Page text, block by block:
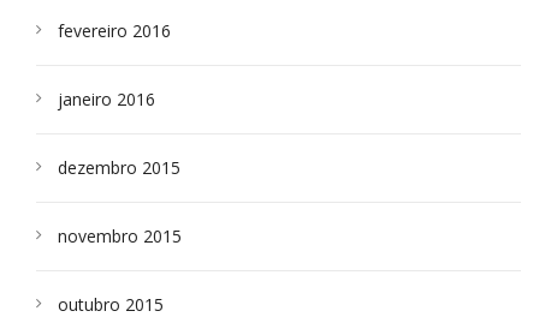
fevereiro 2016
janeiro 2016
dezembro 2015
novembro 2015
outubro 2015